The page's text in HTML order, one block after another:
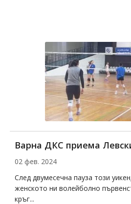
Варна ДКС приема
02 фев. 2024
След двумесечна пауза този
женското ни волейболно
кръг...